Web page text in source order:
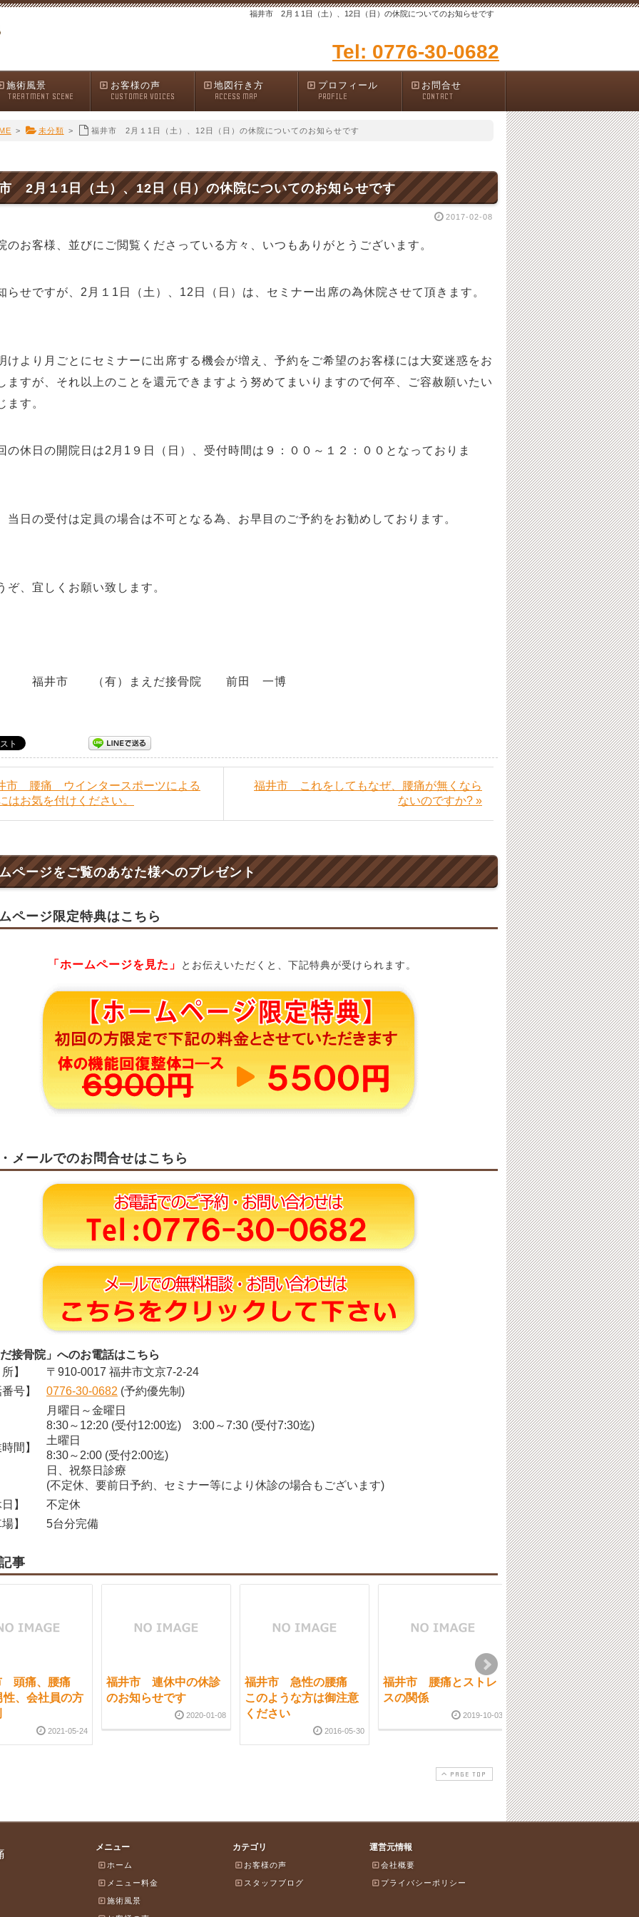
福井市 2月１1日（土）、12日（日）の休院についてのお知らせです
Tel: 0776-30-0682
施術風景
TREATMENT SCENE
お客様の声
CUSTOMER VOICES
地図行き方
ACCESS MAP
プロフィール
PROFILE
お問合せ
CONTACT
> 未分類 > 福井市 2月１1日（土）、12日（日）の休院についてのお知らせです
2月１1日（土）、12日（日）の休院についてのお知らせです
2017-02-08
のお客様、並びにご閲覧くださっている方々、いつもありがとうございます。
せですが、 2月１1日（土）、12日（日）は、セミナー出席の為休院させて頂きます。
より月ごとにセミナーに出席する機会が増え、予約をご希望のお客様には大変迷惑をお
ますが、それ以上のことを還元できますよう努めてまいりますので何卒、ご容赦願いたい
ます。
休日の開院日は2月1９日（日）、受付時間は９：００～１２：００となっておりま
日の受付は定員の場合は不可となる為、お早目のご予約をお勧めしております。
、宜しくお願い致します。
市 （有）まえだ接骨院 前田 一博
市 腰痛 ウインタースポーツによる
はお気を付けください。
福井市 これをしてもなぜ、腰痛が無くなら
ないのですか? »
ページをご覧のあなた様へのプレゼント
ページ限定特典はこちら
「ホームページを見た」 とお伝えいただくと、下記特典が受けられます。
メールでのお問合せはこちら
接骨院」へのお電話はこちら
】
〒910-0017 福井市文京7-2-24
号】
0776-30-0682 (予約優先制)
間】
月曜日～金曜日
8:30～12:20 (受付12:00迄) 3:00～7:30 (受付7:30迄)
土曜日
8:30～2:00 (受付2:00迄)
日、祝祭日診療
(不定休、要前日予約、セミナー等により休診の場合もございます)
】
不定休
】
5台分完備
事
頭痛、腰痛
性、会社員の方
2021-05-24
福井市 連休中の休診
のお知らせです
2020-01-08
福井市 急性の腰痛
このような方は御注意
ください
2016-05-30
福井市 腰痛とストレ
スの関係
2019-10-03
福井市 足底筋膜炎様
の事例
2018-05-
PAGE TOP
メニュー
ホーム
メニュー料金
施術風景
カテゴリ
お客様の声
スタッフブログ
運営元情報
会社概要
プライバシーポリシー